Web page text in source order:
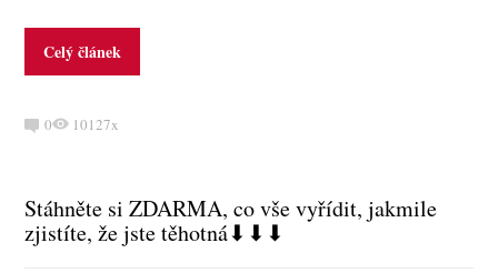
Celý článek
0 10127x
Stáhněte si ZDARMA, co vše vyřídit, jakmile
zjistíte, že jste těhotná⬇⬇⬇